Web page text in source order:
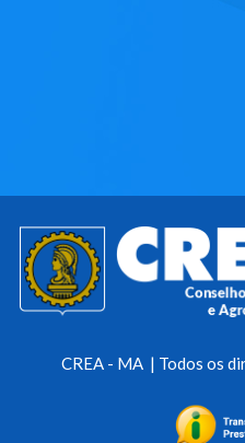
CREA - MA | Todos os